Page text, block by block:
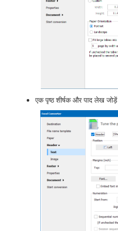
एक पृष्ठ शीर्षक और पाद लेख जोड़ें